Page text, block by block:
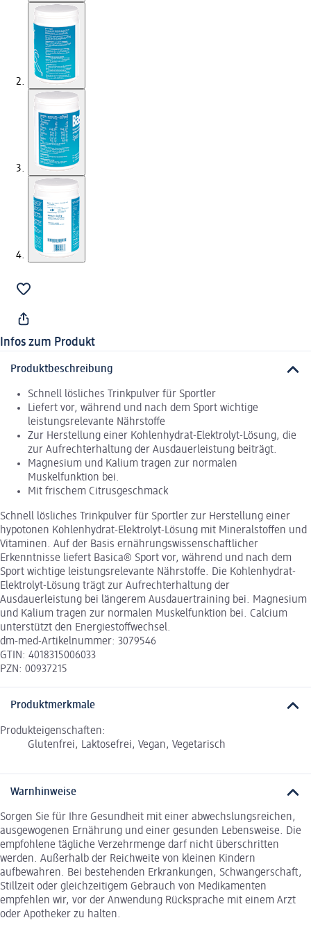
Infos zum Produkt
Produktbeschreibung
Schnell lösliches Trinkpulver für Sportler
Liefert vor, während und nach dem Sport wichtige
leistungsrelevante Nährstoffe
Zur Herstellung einer Kohlenhydrat-Elektrolyt-Lösung, die
zur Aufrechterhaltung der Ausdauerleistung beiträgt.
Magnesium und Kalium tragen zur normalen
Muskelfunktion bei.
Mit frischem Citrusgeschmack
Schnell lösliches Trinkpulver für Sportler zur Herstellung einer
hypotonen Kohlenhydrat-Elektrolyt-Lösung mit Mineralstoffen und
Vitaminen. Auf der Basis ernährungswissenschaftlicher
Erkenntnisse liefert Basica® Sport vor, während und nach dem
Sport wichtige leistungsrelevante Nährstoffe. Die Kohlenhydrat-
Elektrolyt-Lösung trägt zur Aufrechterhaltung der
Ausdauerleistung bei längerem Ausdauertraining bei. Magnesium
und Kalium tragen zur normalen Muskelfunktion bei. Calcium
unterstützt den Energiestoffwechsel.
dm-med-Artikelnummer: 3079546
GTIN: 4018315006033
PZN: 00937215
Produktmerkmale
Produkteigenschaften:
Glutenfrei, Laktosefrei, Vegan, Vegetarisch
Warnhinweise
Sorgen Sie für Ihre Gesundheit mit einer abwechslungsreichen,
ausgewogenen Ernährung und einer gesunden Lebensweise. Die
empfohlene tägliche Verzehrmenge darf nicht überschritten
werden. Außerhalb der Reichweite von kleinen Kindern
aufbewahren. Bei bestehenden Erkrankungen, Schwangerschaft,
Stillzeit oder gleichzeitigem Gebrauch von Medikamenten
empfehlen wir, vor der Anwendung Rücksprache mit einem Arzt
oder Apotheker zu halten.